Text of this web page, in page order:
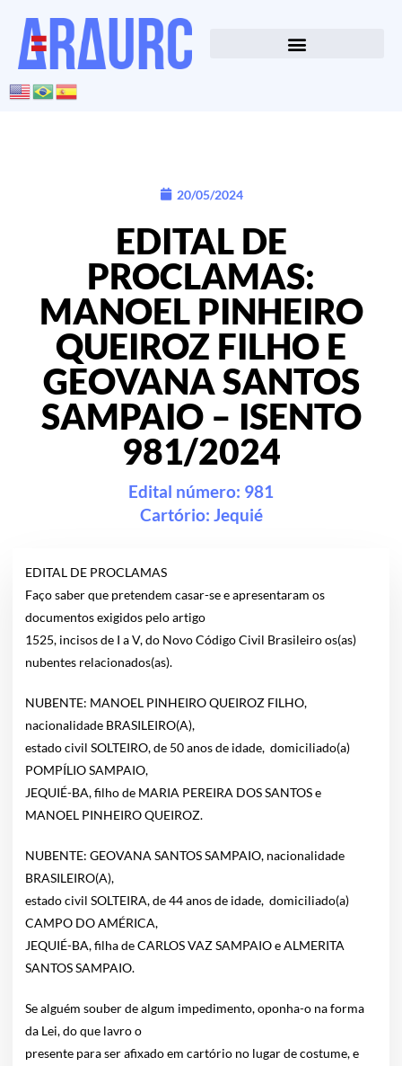
20/05/2024
EDITAL DE
PROCLAMAS:
MANOEL PINHEIRO
QUEIROZ FILHO E
GEOVANA SANTOS
SAMPAIO – ISENTO
981/2024
Edital número: 981
Cartório: Jequié
EDITAL DE PROCLAMAS
Faço saber que pretendem casar-se e apresentaram os
documentos exigidos pelo artigo
1525, incisos de I a V, do Novo Código Civil Brasileiro os(as)
nubentes relacionados(as).
NUBENTE: MANOEL PINHEIRO QUEIROZ FILHO,
nacionalidade BRASILEIRO(A),
estado civil SOLTEIRO, de 50 anos de idade, domiciliado(a)
POMPÍLIO SAMPAIO,
JEQUIÉ-BA, filho de MARIA PEREIRA DOS SANTOS e
MANOEL PINHEIRO QUEIROZ.
NUBENTE: GEOVANA SANTOS SAMPAIO, nacionalidade
BRASILEIRO(A),
estado civil SOLTEIRA, de 44 anos de idade, domiciliado(a)
CAMPO DO AMÉRICA,
JEQUIÉ-BA, filha de CARLOS VAZ SAMPAIO e ALMERITA
SANTOS SAMPAIO.
Se alguém souber de algum impedimento, oponha-o na forma
da Lei, do que lavro o
presente para ser afixado em cartório no lugar de costume, e